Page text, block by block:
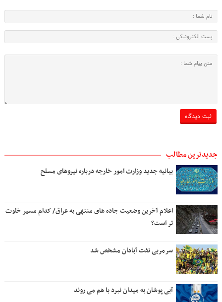
جدیدترین مطالب
بیانیه جدید وزارت امور خارجه درباره نیروهای مسلح
اعلام آخرین وضعیت جاده های منتهی به عراق/ کدام مسیر خلوت
تر است؟
سرمربی نفت آبادان مشخص شد
آبی پوشان به میدان نبرد با هم می روند